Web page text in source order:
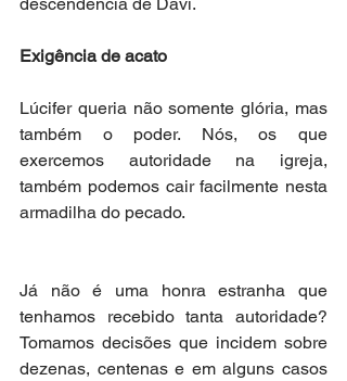
Exigência de acato
Lúcifer queria não somente glória, mas
também o poder. Nós, os que
exercemos autoridade na igreja,
também podemos cair facilmente nesta
armadilha do pecado.
Já não é uma honra estranha que
tenhamos recebido tanta autoridade?
Tomamos decisões que incidem sobre
dezenas, centenas e em alguns casos